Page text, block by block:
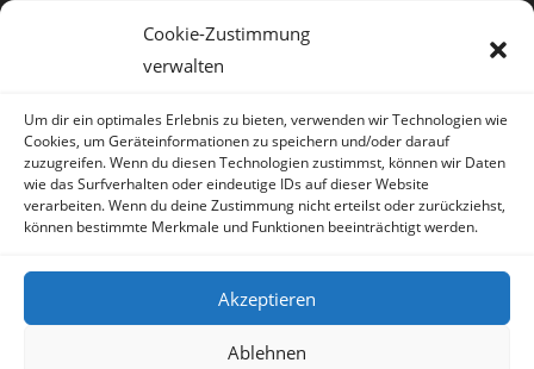
Cookie-Zustimmung
verwalten
Um dir ein optimales Erlebnis zu bieten, verwenden wir Technologien wie
Cookies, um Geräteinformationen zu speichern und/oder darauf
zuzugreifen. Wenn du diesen Technologien zustimmst, können wir Daten
wie das Surfverhalten oder eindeutige IDs auf dieser Website
verarbeiten. Wenn du deine Zustimmung nicht erteilst oder zurückziehst,
können bestimmte Merkmale und Funktionen beeinträchtigt werden.
Akzeptieren
Ablehnen
tab
Vorname*